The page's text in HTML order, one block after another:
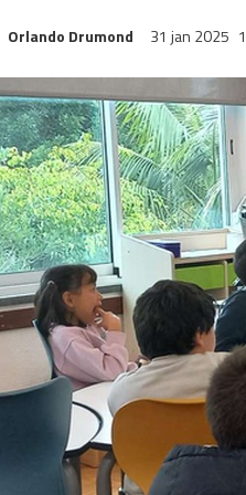
Orlando Drumond 31 jan 2025